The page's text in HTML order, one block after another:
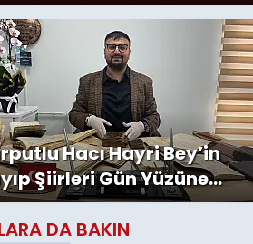
Hacı Hayri Bey’in
Şiirleri Gün Yüzüne
DA BAKIN